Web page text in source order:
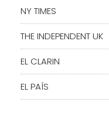
NY TIMES
THE INDEPENDENT UK
EL CLARIN
EL PAÍS